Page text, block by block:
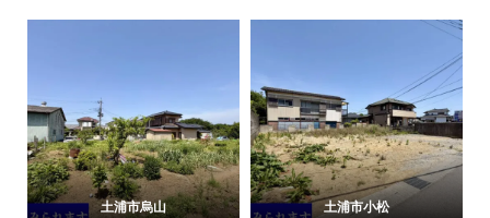
土浦市烏山 土浦市小松